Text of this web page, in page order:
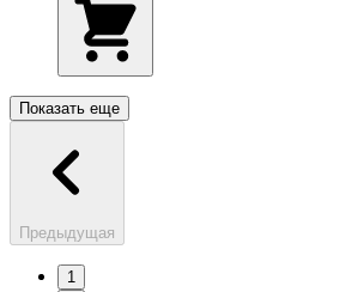
Показать еще
Предыдущая
1